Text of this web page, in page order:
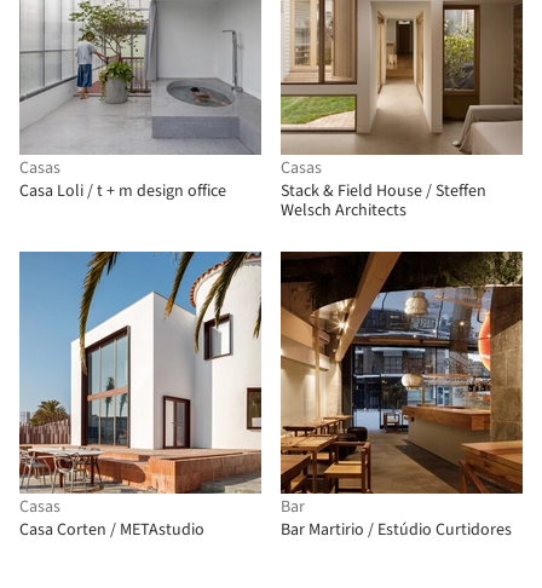
Casas
Casa Loli / t + m design office
Casas
Stack & Field House / Steffen
Welsch Architects
Casas
Casa Corten / METAstudio
Bar
Bar Martirio / Estúdio Curtidores